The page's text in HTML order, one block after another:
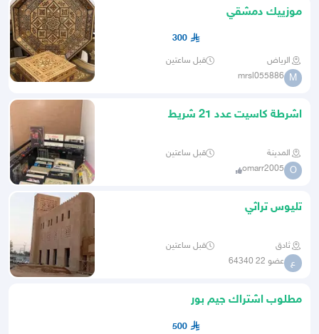
موزييك دمشقي
300
الرياض قبل ساعتين
M
mrsl055886
اشرطة كاسيت عدد 21 شريط
المدينة قبل ساعتين
O
omarr2005
تليوس تراثي
ثادق قبل ساعتين
ع عضو 22 64340
مطلوب اشتراك جيم بور
500